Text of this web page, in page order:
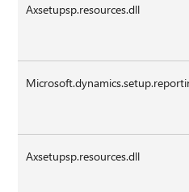
Axsetupsp.resources.dll
Axsetupsp.resources.dll